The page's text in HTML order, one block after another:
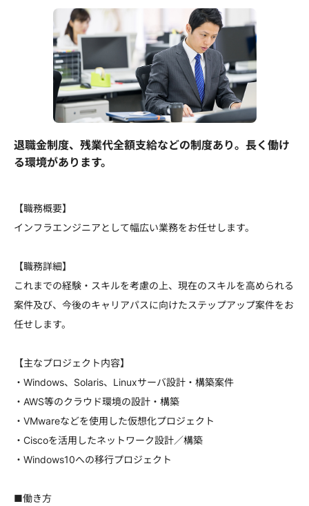
退職金制度、残業代全額支給などの制度あり。長く働け
る環境があります。
【職務概要】
インフラエンジニアとして幅広い業務をお任せします。
【職務詳細】
これまでの経験・スキルを考慮の上、現在のスキルを高められる
案件及び、今後のキャリアパスに向けたステップアップ案件をお
任せします。
【主なプロジェクト内容】
・Windows、Solaris、Linuxサーバ設計・構築案件
・AWS等のクラウド環境の設計・構築
・VMwareなどを使用した仮想化プロジェクト
・Ciscoを活用したネットワーク設計／構築
・Windows10への移行プロジェクト
■働き方